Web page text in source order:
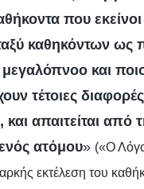
που
καθηκόντων ως
μεγαλόπνοο και
τέτοιες
και απαιτείται
ατόμου» («Ο
εκτέλεση του